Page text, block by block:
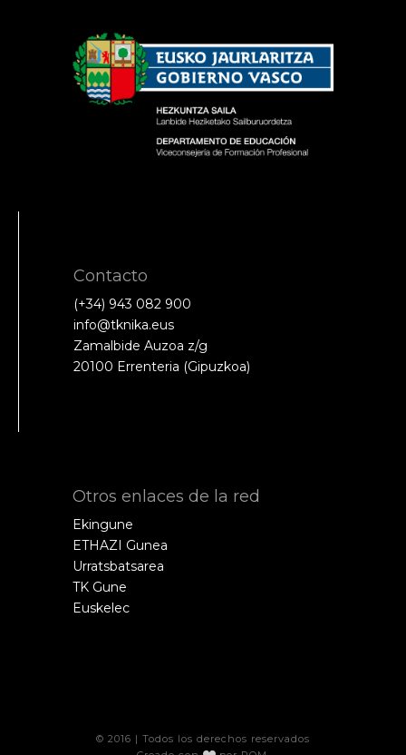
Contacto
(+34) 943 082 900
info@tknika.eus
Zamalbide Auzoa z/g
20100 Errenteria (Gipuzkoa)
Otros enlaces de la red
Ekingune
ETHAZI Gunea
Urratsbatsarea
TK Gune
Euskelec
© 2016 | Todos los derechos reservados